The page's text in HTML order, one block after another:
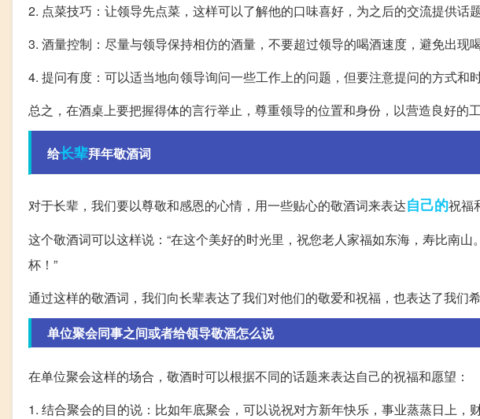
2. 点菜技巧：让领导先点菜，这样可以了解他的口味喜好，为之后的交流提供话题
3. 酒量控制：尽量与领导保持相仿的酒量，不要超过领导的喝酒速度，避免出现
4. 提问有度：可以适当地向领导询问一些工作上的问题，但要注意提问的方式和
总之，在酒桌上要把握得体的言行举止，尊重领导的位置和身份，以营造良好的工
给长辈拜年敬酒词
对于长辈，我们要以尊敬和感恩的心情，用一些贴心的敬酒词来表达自己的祝福
这个敬酒词可以这样说：“在这个美好的时光里，祝您老人家福如东海，寿比南
杯！”
通过这样的敬酒词，我们向长辈表达了我们对他们的敬爱和祝福，也表达了我们
单位聚会同事之间或者给领导敬酒怎么说
在单位聚会这样的场合，敬酒时可以根据不同的话题来表达自己的祝福和愿望：
1. 结合聚会的目的说：比如年底聚会，可以说祝对方新年快乐，事业蒸蒸日上，财